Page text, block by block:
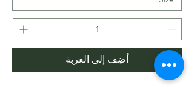
أضِف إلى العربة